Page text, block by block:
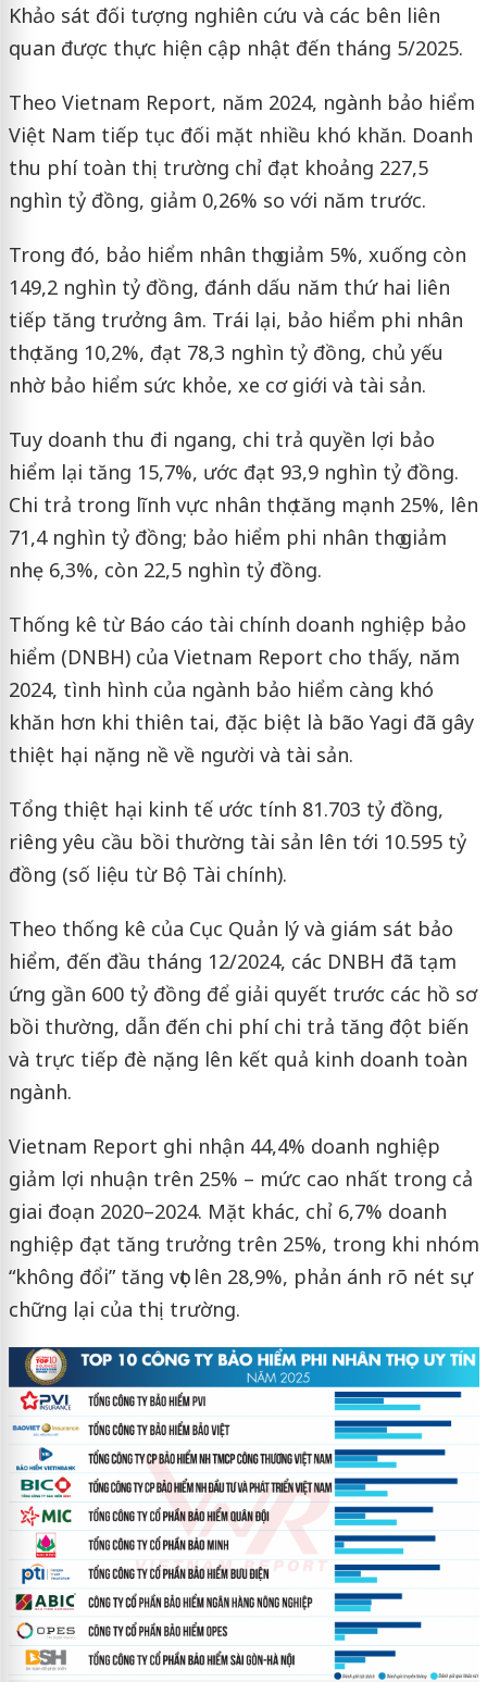
Khảo sát đối tượng nghiên cứu và các bên liên
quan được thực hiện cập nhật đến tháng 5/2025.
Theo Vietnam Report, năm 2024, ngành bảo hiểm
Việt Nam tiếp tục đối mặt nhiều khó khăn. Doanh
thu phí toàn thị trường chỉ đạt khoảng 227,5
nghìn tỷ đồng, giảm 0,26% so với năm trước.
Trong đó, bảo hiểm nhân thọ giảm 5%, xuống còn
149,2 nghìn tỷ đồng, đánh dấu năm thứ hai liên
tiếp tăng trưởng âm. Trái lại, bảo hiểm phi nhân
thọ tăng 10,2%, đạt 78,3 nghìn tỷ đồng, chủ yếu
nhờ bảo hiểm sức khỏe, xe cơ giới và tài sản.
Tuy doanh thu đi ngang, chi trả quyền lợi bảo
hiểm lại tăng 15,7%, ước đạt 93,9 nghìn tỷ đồng.
Chi trả trong lĩnh vực nhân thọ tăng mạnh 25%, lên
71,4 nghìn tỷ đồng; bảo hiểm phi nhân thọ giảm
nhẹ 6,3%, còn 22,5 nghìn tỷ đồng.
Thống kê từ Báo cáo tài chính doanh nghiệp bảo
hiểm (DNBH) của Vietnam Report cho thấy, năm
2024, tình hình của ngành bảo hiểm càng khó
khăn hơn khi thiên tai, đặc biệt là bão Yagi đã gây
thiệt hại nặng nề về người và tài sản.
Tổng thiệt hại kinh tế ước tính 81.703 tỷ đồng,
riêng yêu cầu bồi thường tài sản lên tới 10.595 tỷ
đồng (số liệu từ Bộ Tài chính).
Theo thống kê của Cục Quản lý và giám sát bảo
hiểm, đến đầu tháng 12/2024, các DNBH đã tạm
ứng gần 600 tỷ đồng để giải quyết trước các hồ sơ
bồi thường, dẫn đến chi phí chi trả tăng đột biến
và trực tiếp đè nặng lên kết quả kinh doanh toàn
ngành.
Vietnam Report ghi nhận 44,4% doanh nghiệp
giảm lợi nhuận trên 25% – mức cao nhất trong cả
giai đoạn 2020–2024. Mặt khác, chỉ 6,7% doanh
nghiệp đạt tăng trưởng trên 25%, trong khi nhóm
“không đổi” tăng vọt lên 28,9%, phản ánh rõ nét sự
chững lại của thị trường.